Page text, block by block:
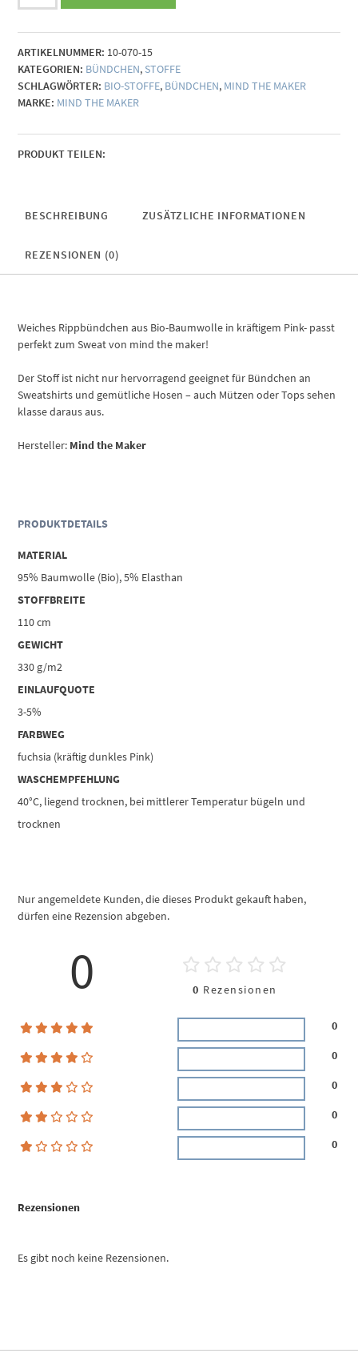
Organic
2x1
Rib
fuchsia
Menge
ARTIKELNUMMER: 10-070-15
KATEGORIEN: BÜNDCHEN, STOFFE
SCHLAGWÖRTER: BIO-STOFFE, BÜNDCHEN, MIND THE MAKER
MARKE: MIND THE MAKER
PRODUKT TEILEN:
BESCHREIBUNG ZUSÄTZLICHE INFORMATIONEN
REZENSIONEN (0)
Weiches Rippbündchen aus Bio-Baumwolle in kräftigem Pink- passt
perfekt zum Sweat von mind the maker!
Der Stoff ist nicht nur hervorragend geeignet für Bündchen an
Sweatshirts und gemütliche Hosen – auch Mützen oder Tops sehen
klasse daraus aus.
Hersteller: Mind the Maker
PRODUKTDETAILS
MATERIAL
95% Baumwolle (Bio), 5% Elasthan
STOFFBREITE
110 cm
GEWICHT
330 g/m2
EINLAUFQUOTE
3-5%
FARBWEG
fuchsia (kräftig dunkles Pink)
WASCHEMPFEHLUNG
40°C, liegend trocknen, bei mittlerer Temperatur bügeln und
trocknen
Rezensionen
Es gibt noch keine Rezensionen.
0 0 Rezensionen
0
0
0
0
0
Nur angemeldete Kunden, die dieses Produkt gekauft haben,
dürfen eine Rezension abgeben.